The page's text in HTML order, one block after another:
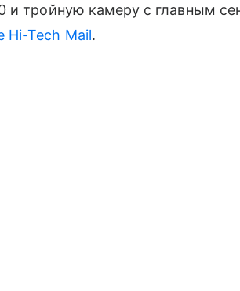
и тройную камеру с главным
Hi-Tech Mail.